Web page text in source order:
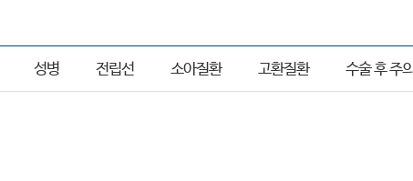
성병 전립선 소아질환 고환질환 수술 후 주